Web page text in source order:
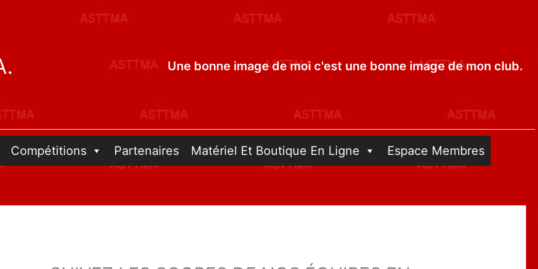
Une bonne image de moi c'est une bonne image de mon club.
Compétitions Partenaires Matériel Et Boutique En Ligne Espace Membres